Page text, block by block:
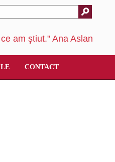
am ştiut." Ana Aslan
CONTACT